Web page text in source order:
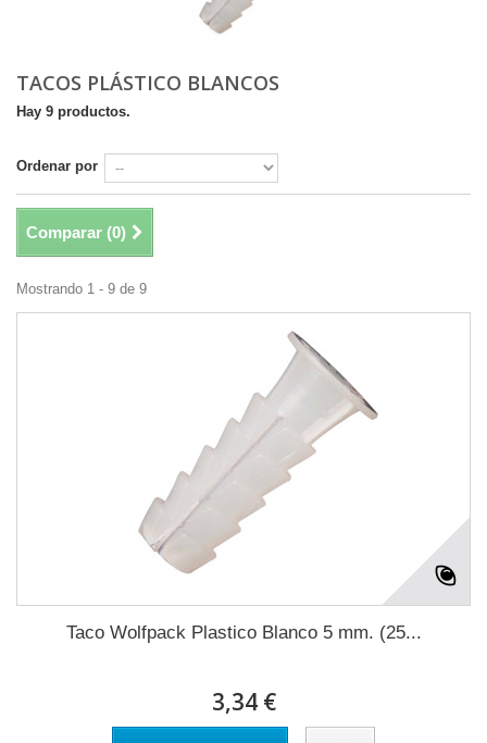
TACOS PLÁSTICO BLANCOS
Hay 9 productos.
Ordenar por
Comparar (0)
Mostrando 1 - 9 de 9
Taco Wolfpack Plastico Blanco 5 mm. (25...
3,34 €